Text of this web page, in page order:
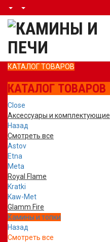
КАТАЛОГ ТОВАРОВ
КАТАЛОГ ТОВАРОВ
Close
Аксессуары и комплектующие
Назад
Смотреть все
Astov
Etna
Meta
Royal Flame
Kratki
Kaw-Met
Glamm Fire
Камины и топки
Назад
Смотреть все